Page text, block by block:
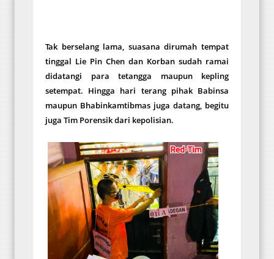
Tak berselang lama, suasana dirumah tempat
tinggal Lie Pin Chen dan Korban sudah ramai
didatangi para tetangga maupun kepling
setempat. Hingga hari terang pihak Babinsa
maupun Bhabinkamtibmas juga datang, begitu
juga Tim Porensik dari kepolisian.